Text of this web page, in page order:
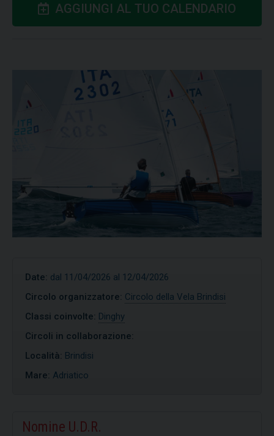
AGGIUNGI AL TUO CALENDARIO
Date: dal 11/04/2026 al 12/04/2026
Circolo organizzatore: Circolo della Vela Brindisi
Classi coinvolte: Dinghy
Circoli in collaborazione:
Località: Brindisi
Mare: Adriatico
Nomine U.D.R.